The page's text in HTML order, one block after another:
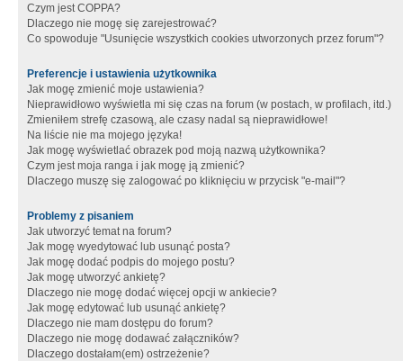
Czym jest COPPA?
Dlaczego nie mogę się zarejestrować?
Co spowoduje "Usunięcie wszystkich cookies utworzonych przez forum"?
Preferencje i ustawienia użytkownika
Jak mogę zmienić moje ustawienia?
Nieprawidłowo wyświetla mi się czas na forum (w postach, w profilach, itd.)
Zmieniłem strefę czasową, ale czasy nadal są nieprawidłowe!
Na liście nie ma mojego języka!
Jak mogę wyświetlać obrazek pod moją nazwą użytkownika?
Czym jest moja ranga i jak mogę ją zmienić?
Dlaczego muszę się zalogować po kliknięciu w przycisk "e-mail"?
Problemy z pisaniem
Jak utworzyć temat na forum?
Jak mogę wyedytować lub usunąć posta?
Jak mogę dodać podpis do mojego postu?
Jak mogę utworzyć ankietę?
Dlaczego nie mogę dodać więcej opcji w ankiecie?
Jak mogę edytować lub usunąć ankietę?
Dlaczego nie mam dostępu do forum?
Dlaczego nie mogę dodawać załączników?
Dlaczego dostałam(em) ostrzeżenie?